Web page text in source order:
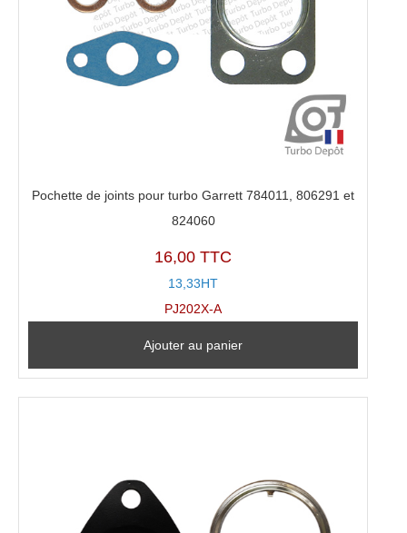
Pochette de joints pour turbo Garrett 784011, 806291 et
824060
16,00 TTC
13,33HT
PJ202X-A
Ajouter au panier